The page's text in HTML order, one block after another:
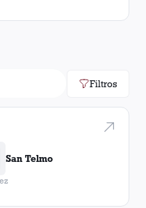
Filtros
San Telmo